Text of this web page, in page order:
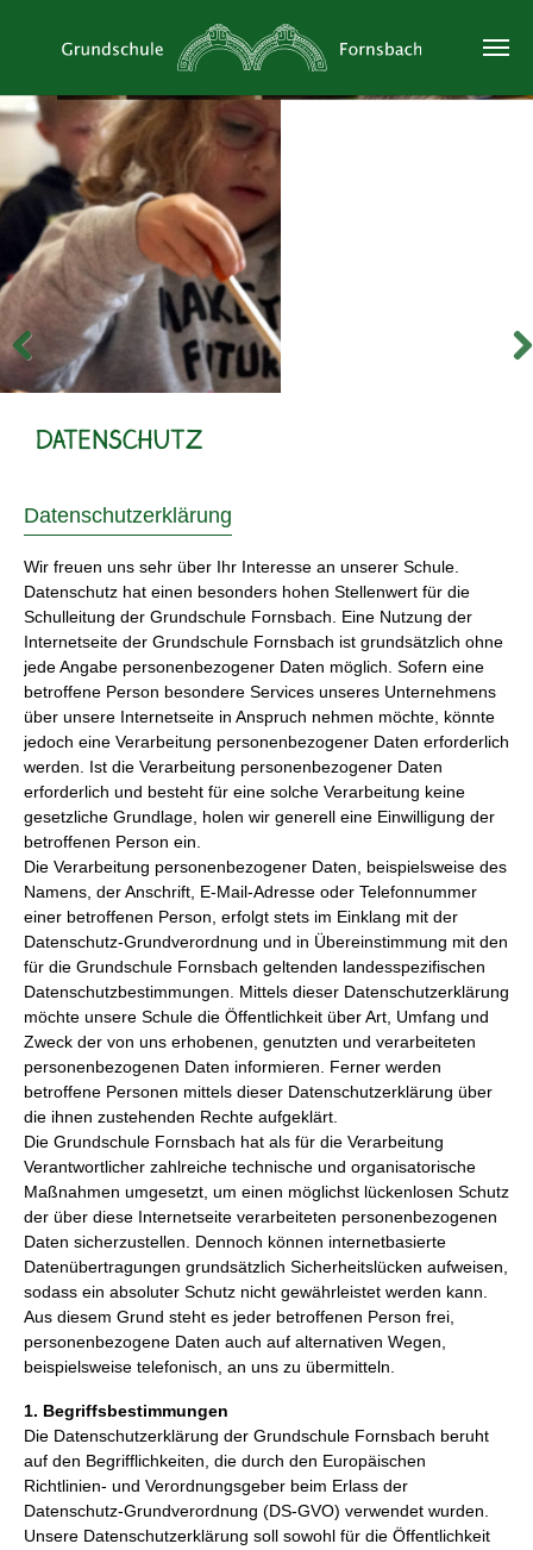
Previous
DATENSCHUTZ
Datenschutzerklärung
Wir freuen uns sehr über Ihr Interesse an unserer Schule.
Datenschutz hat einen besonders hohen Stellenwert für die
Schulleitung der Grundschule Fornsbach. Eine Nutzung der
Internetseite der Grundschule Fornsbach ist grundsätzlich ohne
jede Angabe personenbezogener Daten möglich. Sofern eine
betroffene Person besondere Services unseres Unternehmens
über unsere Internetseite in Anspruch nehmen möchte, könnte
jedoch eine Verarbeitung personenbezogener Daten erforderlich
werden. Ist die Verarbeitung personenbezogener Daten
erforderlich und besteht für eine solche Verarbeitung keine
gesetzliche Grundlage, holen wir generell eine Einwilligung der
betroffenen Person ein.
Die Verarbeitung personenbezogener Daten, beispielsweise des
Namens, der Anschrift, E-Mail-Adresse oder Telefonnummer
einer betroffenen Person, erfolgt stets im Einklang mit der
Datenschutz-Grundverordnung und in Übereinstimmung mit den
für die Grundschule Fornsbach geltenden landesspezifischen
Datenschutzbestimmungen. Mittels dieser Datenschutzerklärung
möchte unsere Schule die Öffentlichkeit über Art, Umfang und
Zweck der von uns erhobenen, genutzten und verarbeiteten
personenbezogenen Daten informieren. Ferner werden
betroffene Personen mittels dieser Datenschutzerklärung über
die ihnen zustehenden Rechte aufgeklärt.
Die Grundschule Fornsbach hat als für die Verarbeitung
Verantwortlicher zahlreiche technische und organisatorische
Maßnahmen umgesetzt, um einen möglichst lückenlosen Schutz
der über diese Internetseite verarbeiteten personenbezogenen
Daten sicherzustellen. Dennoch können internetbasierte
Datenübertragungen grundsätzlich Sicherheitslücken aufweisen,
sodass ein absoluter Schutz nicht gewährleistet werden kann.
Aus diesem Grund steht es jeder betroffenen Person frei,
personenbezogene Daten auch auf alternativen Wegen,
beispielsweise telefonisch, an uns zu übermitteln.
1. Begriffsbestimmungen
Die Datenschutzerklärung der Grundschule Fornsbach beruht
auf den Begrifflichkeiten, die durch den Europäischen
Richtlinien- und Verordnungsgeber beim Erlass der
Datenschutz-Grundverordnung (DS-GVO) verwendet wurden.
Unsere Datenschutzerklärung soll sowohl für die Öffentlichkeit